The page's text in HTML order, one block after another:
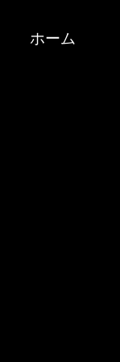
ホーム